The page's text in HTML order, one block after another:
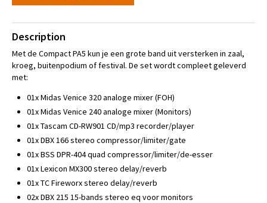
Description
Met de Compact PA5 kun je een grote band uit versterken in zaal,
kroeg, buitenpodium of festival. De set wordt compleet geleverd
met:
01x Midas Venice 320 analoge mixer (FOH)
01x Midas Venice 240 analoge mixer (Monitors)
01x Tascam CD-RW901 CD/mp3 recorder/player
01x DBX 166 stereo compressor/limiter/gate
01x BSS DPR-404 quad compressor/limiter/de-esser
01x Lexicon MX300 stereo delay/reverb
01x TC Fireworx stereo delay/reverb
02x DBX 215 15-bands stereo eq voor monitors